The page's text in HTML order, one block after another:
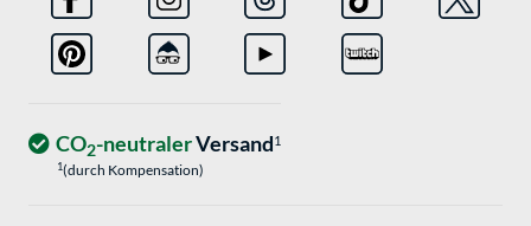
CO2-neutralerVersand1
1(durch Kompensation)